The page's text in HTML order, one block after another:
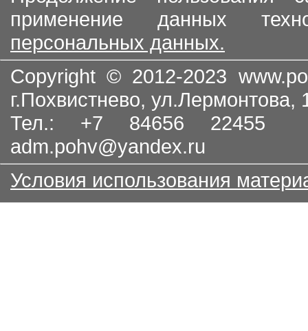
применение данных
персональных данных.
Copyright © 2012-2023
г.Похвистнево, ул.Лермонтова,
Тел.: +7 84656
adm.pohv@yandex.ru
Условия использования